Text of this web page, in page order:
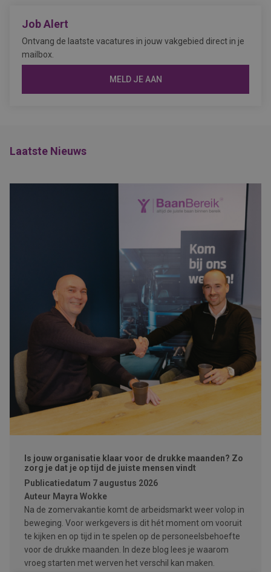
Job Alert
Ontvang de laatste vacatures in jouw vakgebied direct in je
mailbox.
MELD JE AAN
Laatste Nieuws
Is jouw organisatie klaar voor de drukke maanden? Zo
zorg je dat je op tijd de juiste mensen vindt
Publicatiedatum 7 augustus 2026
Auteur Mayra Wokke
Na de zomervakantie komt de arbeidsmarkt weer volop in
beweging. Voor werkgevers is dit hét moment om vooruit
te kijken en op tijd in te spelen op de personeelsbehoefte
voor de drukke maanden. In deze blog lees je waarom
vroeg starten met werven het verschil kan maken.